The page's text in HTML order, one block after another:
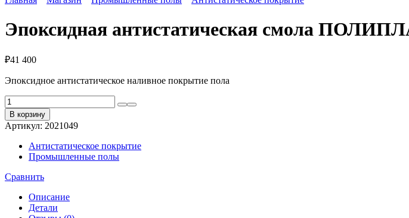
Эпоксидная антистатическая смола
₽41 400
Эпоксидное антистатическое наливное покрытие пола
Количество
товара
Эпоксидная
антистатическая
смола
ПОЛИПЛАН
В корзину
Артикул: 2021049
Антистатическое покрытие
Промышленные полы
Сравнить
Описание
Детали